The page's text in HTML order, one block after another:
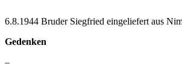
6.8.1944 Bruder Siegfried eingeliefert aus
Gedenken
–